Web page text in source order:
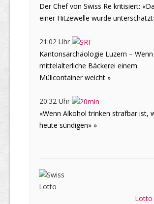
Der Chef von Swiss Re kritisiert:
einer Hitzewelle wurde
21:02 Uhr
Kantonsarchäologie Luzern –
mittelalterliche Bäckerei einem
Müllcontainer weicht »
20:32 Uhr
«Wenn Alkohol trinken strafbar ist,
heute sündigen» »
Lotto